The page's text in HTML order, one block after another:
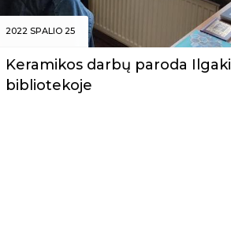
2022 SPALIO 25
Keramikos darbų paroda
bibliotekoje